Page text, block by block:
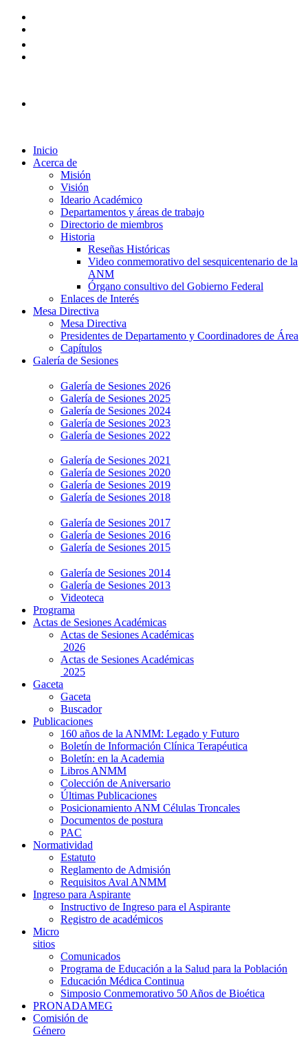
Inicio
Acerca de
Misión
Visión
Ideario Académico
Departamentos y áreas de trabajo
Directorio de miembros
Historia
Reseñas Históricas
Video conmemorativo del sesquicentenario de la
ANM
Órgano consultivo del Gobierno Federal
Enlaces de Interés
Mesa Directiva
Mesa Directiva
Presidentes de Departamento y Coordinadores de Área
Capítulos
Galería de Sesiones
Galería de Sesiones 2026
Galería de Sesiones 2025
Galería de Sesiones 2024
Galería de Sesiones 2023
Galería de Sesiones 2022
Galería de Sesiones 2021
Galería de Sesiones 2020
Galería de Sesiones 2019
Galería de Sesiones 2018
Galería de Sesiones 2017
Galería de Sesiones 2016
Galería de Sesiones 2015
Galería de Sesiones 2014
Galería de Sesiones 2013
Videoteca
Programa
Actas de Sesiones Académicas
Actas de Sesiones Académicas
2026
Actas de Sesiones Académicas
2025
Gaceta
Gaceta
Buscador
Publicaciones
160 años de la ANMM: Legado y Futuro
Boletín de Información Clínica Terapéutica
Boletín: en la Academia
Libros ANMM
Colección de Aniversario
Últimas Publicaciones
Posicionamiento ANM Células Troncales
Documentos de postura
PAC
Normatividad
Estatuto
Reglamento de Admisión
Requisitos Aval ANMM
Ingreso para Aspirante
Instructivo de Ingreso para el Aspirante
Registro de académicos
Micro
sitios
Comunicados
Programa de Educación a la Salud para la Población
Educación Médica Continua
Simposio Conmemorativo 50 Años de Bioética
PRONADAMEG
Comisión de
Género